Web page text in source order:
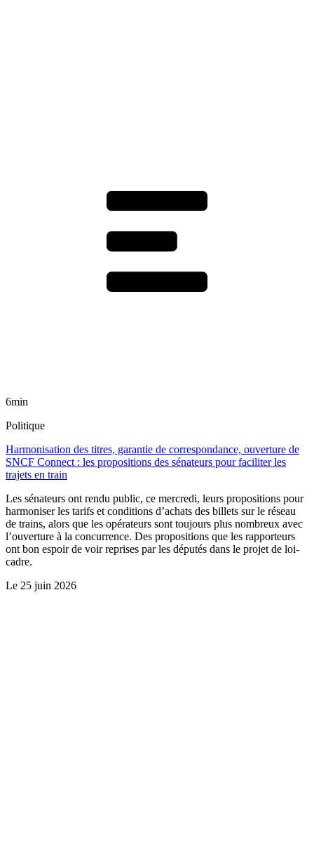
6min
Politique
Harmonisation des titres, garantie de correspondance, ouverture de
SNCF Connect : les propositions des sénateurs pour faciliter les
trajets en train
Les sénateurs ont rendu public, ce mercredi, leurs propositions pour
harmoniser les tarifs et conditions d’achats des billets sur le réseau
de trains, alors que les opérateurs sont toujours plus nombreux avec
l’ouverture à la concurrence. Des propositions que les rapporteurs
ont bon espoir de voir reprises par les députés dans le projet de loi-
cadre.
Le 25 juin 2026